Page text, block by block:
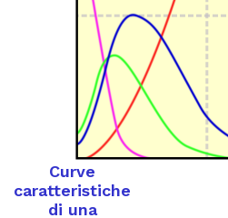
Curve
caratteristiche
di una